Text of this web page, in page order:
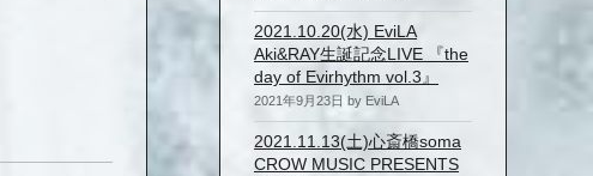
2021.10.20(水) EviLA
Aki&RAY生誕記念LIVE 『the
day of Evirhythm vol.3』
2021年9月23日 by EviLA
2021.11.13(土)心斎橋soma
CROW MUSIC PRESENTS